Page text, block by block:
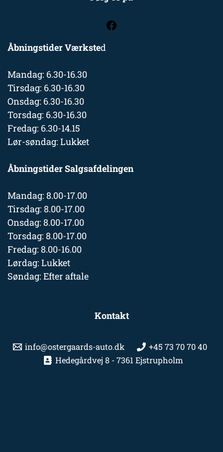
Åbningstider Værksted
Mandag: 6.30-16.30
Tirsdag: 6.30-16.30
Onsdag: 6.30-16.30
Torsdag: 6.30-16.30
Fredag: 6.30-14.15
Lør-søndag: Lukket
Åbningstider Salgsafdelingen
Mandag: 8.00-17.00
Tirsdag: 8.00-17.00
Onsdag: 8.00-17.00
Torsdag: 8.00-17.00
Fredag: 8.00-16.00
Lørdag: Lukket
Søndag: Efter aftale
Kontakt
info@ostergaards-auto.dk
+45 73 70 70 40
Hedegårdvej 8 - 7361 Ejstrupholm